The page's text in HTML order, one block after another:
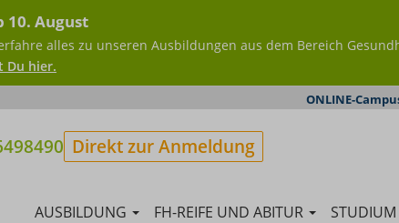
10. August
alles zu unseren Ausbildungen aus dem Bereich
Du hier.
ONLINE-
AUSBILDUNG FH-REIFE UND ABITUR STUDIUM
Direkt zur Anmeldung